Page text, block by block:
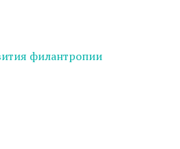
филантропии